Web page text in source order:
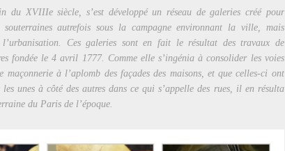
XVIIIe siècle, s’est développé un réseau de galeries créé pour
autrefois sous la campagne environnant la ville, mais
l’urbanisation. Ces galeries sont en fait le résultat des travaux de
fondée le 4 avril 1777. Comme elle s’ingénia à consolider les voies
à l’aplomb des façades des maisons, et que celles-ci ont
unes à côté des autres dans ce qui s’appelle des rues, il en résulta
du Paris de l’époque.